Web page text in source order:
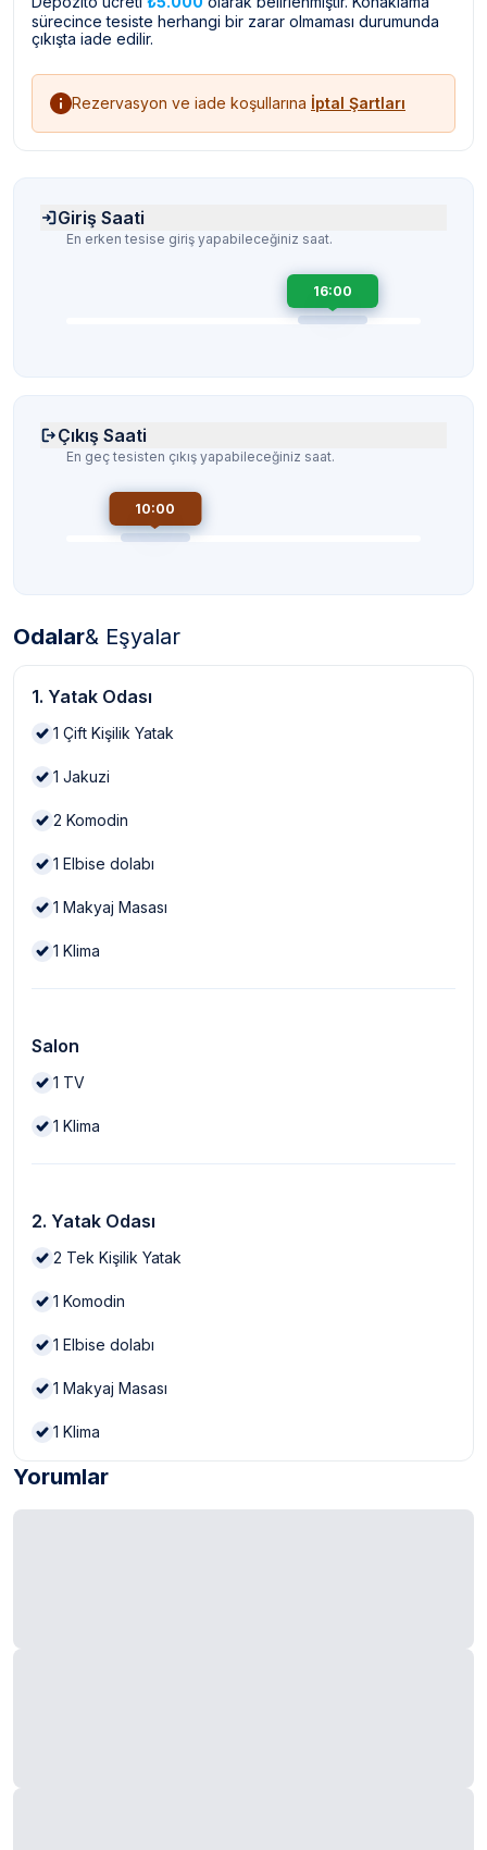
sürecince tesiste herhangi bir zarar olmaması durumunda
çıkışta iade edilir.
Rezervasyon ve iade koşullarına İptal Şartları
Giriş Saati
En erken tesise giriş yapabileceğiniz saat.
16:00
Çıkış Saati
En geç tesisten çıkış yapabileceğiniz saat.
10:00
Odalar& Eşyalar
1. Yatak Odası
1 Çift Kişilik Yatak
1 Jakuzi
2 Komodin
1 Elbise dolabı
1 Makyaj Masası
1 Klima
Salon
1 TV
1 Klima
2. Yatak Odası
2 Tek Kişilik Yatak
1 Komodin
1 Elbise dolabı
1 Makyaj Masası
1 Klima
Yorumlar